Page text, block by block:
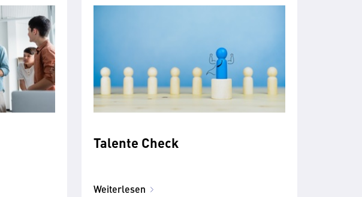
Talente Check
Weiterlesen